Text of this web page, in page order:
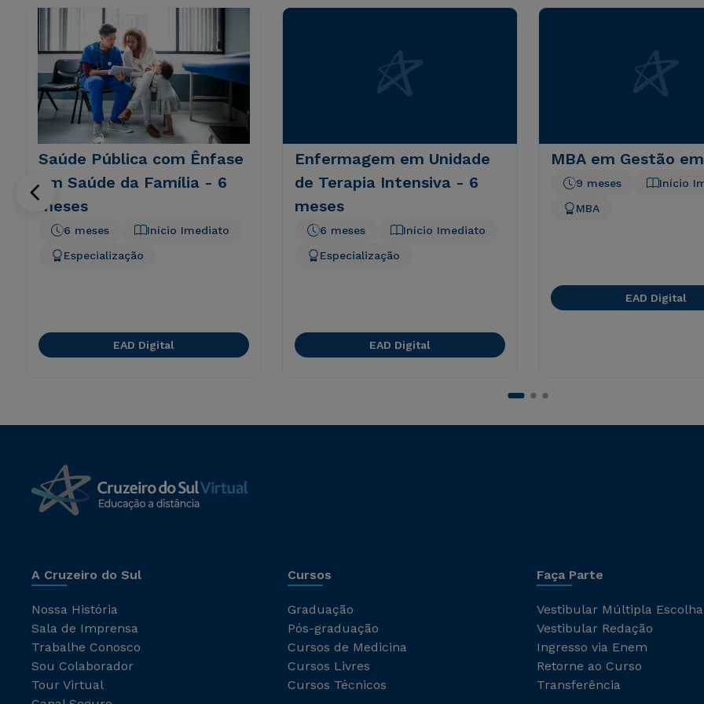
Saúde Pública com Ênfase
em Saúde da Família - 6
meses
Início Imediato
6 meses
Especialização
EAD Digital
Enfermagem em Unidade
de Terapia Intensiva - 6
meses
Início Imediato
6 meses
Especialização
EAD Digital
MBA em Gestão
Início
9 meses
MBA
EAD Digital
A Cruzeiro do Sul
Nossa História
Sala de Imprensa
Trabalhe Conosco
Sou Colaborador
Tour Virtual
Cursos
Graduação
Pós-graduação
Cursos de Medicina
Cursos Livres
Cursos Técnicos
Faça Parte
Vestibular Múltipla Escolha
Vestibular Redação
Ingresso via Enem
Retorne ao Curso
Transferência